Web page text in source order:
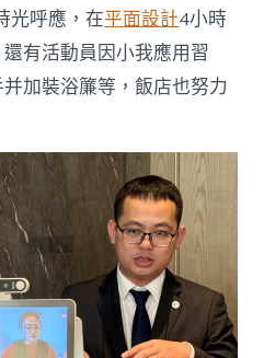
光呼應，在平面設計4小時
有活動員因小我應用習
加裝浴簾等，飯店也努力